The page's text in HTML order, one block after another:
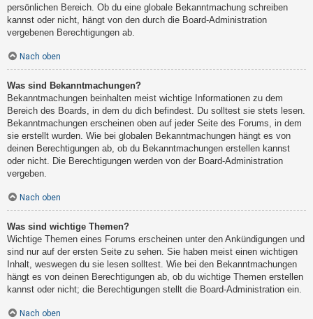
persönlichen Bereich. Ob du eine globale Bekanntmachung schreiben
kannst oder nicht, hängt von den durch die Board-Administration
vergebenen Berechtigungen ab.
Nach oben
Was sind Bekanntmachungen?
Bekanntmachungen beinhalten meist wichtige Informationen zu dem
Bereich des Boards, in dem du dich befindest. Du solltest sie stets lesen.
Bekanntmachungen erscheinen oben auf jeder Seite des Forums, in dem
sie erstellt wurden. Wie bei globalen Bekanntmachungen hängt es von
deinen Berechtigungen ab, ob du Bekanntmachungen erstellen kannst
oder nicht. Die Berechtigungen werden von der Board-Administration
vergeben.
Nach oben
Was sind wichtige Themen?
Wichtige Themen eines Forums erscheinen unter den Ankündigungen und
sind nur auf der ersten Seite zu sehen. Sie haben meist einen wichtigen
Inhalt, weswegen du sie lesen solltest. Wie bei den Bekanntmachungen
hängt es von deinen Berechtigungen ab, ob du wichtige Themen erstellen
kannst oder nicht; die Berechtigungen stellt die Board-Administration ein.
Nach oben